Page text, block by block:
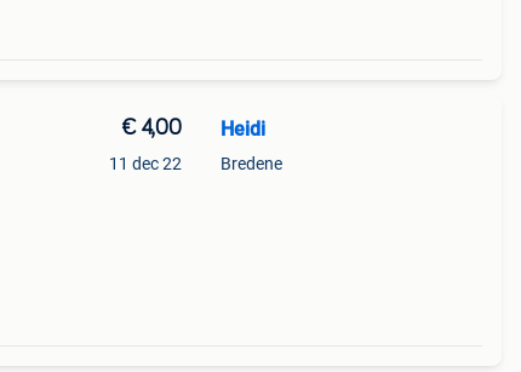
€ 4,00
11 dec 22
Heidi
Bredene